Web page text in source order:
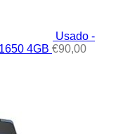
Usado -
4GB €90,00